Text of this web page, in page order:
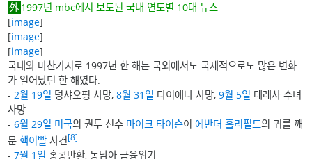
1997년 mbc에서 보도된 국내 연도별 10대 뉴스
[image]
[image]
[image]
국내와 마찬가지로 1997년 한 해는 국외에서도 국제적으로도 많은 변화
가 일어났던 한 해였다.
-2월 19일 덩샤오핑 사망,8월 31일 다이애나 사망,9월 5일 테레사 수녀
사망
-6월 29일 미국의 권투 선수 마이크 타이슨이에반더 홀리필드의 귀를 깨
문핵이빨 사건[8]
-7월 1일 홍콩반환, 동남아 금융위기